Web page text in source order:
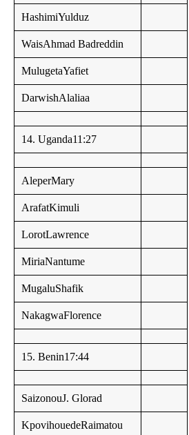
HashimiYulduz
WaisAhmad Badreddin
MulugetaYafiet
DarwishAlaliaa
14. Uganda11:27
AleperMary
ArafatKimuli
LorotLawrence
MiriaNantume
MugaluShafik
NakagwaFlorence
15. Benin17:44
SaizonouJ. Glorad
KpovihouedeRaimatou